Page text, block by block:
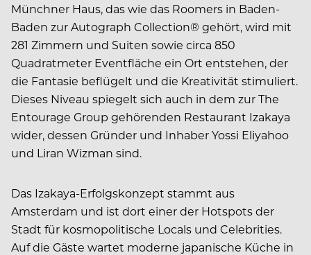
Münchner Haus, das wie das Roomers in Baden-
Baden zur Autograph Collection® gehört, wird mit
281 Zimmern und Suiten sowie circa 850
Quadratmeter Eventfläche ein Ort entstehen, der
die Fantasie beflügelt und die Kreativität stimuliert.
Dieses Niveau spiegelt sich auch in dem zur The
Entourage Group gehörenden Restaurant Izakaya
wider, dessen Gründer und Inhaber Yossi Eliyahoo
und Liran Wizman sind.
Das Izakaya-Erfolgskonzept stammt aus
Amsterdam und ist dort einer der Hotspots der
Stadt für kosmopolitische Locals und Celebrities.
Auf die Gäste wartet moderne japanische Küche in